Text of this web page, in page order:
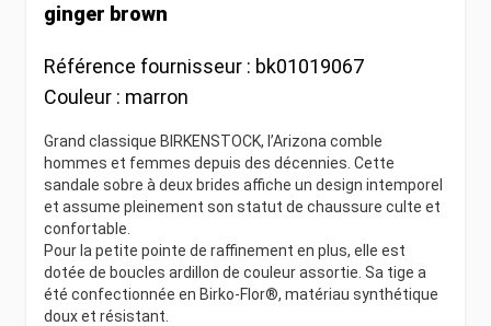
ginger brown
Référence fournisseur : bk01019067
Couleur : marron
Grand classique BIRKENSTOCK, l’Arizona comble
hommes et femmes depuis des décennies. Cette
sandale sobre à deux brides affiche un design intemporel
et assume pleinement son statut de chaussure culte et
confortable.
Pour la petite pointe de raffinement en plus, elle est
dotée de boucles ardillon de couleur assortie. Sa tige a
été confectionnée en Birko-Flor®, matériau synthétique
doux et résistant.